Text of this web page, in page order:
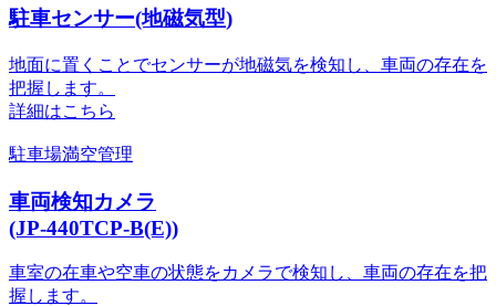
駐車センサー(地磁気型)
地面に置くことでセンサーが地磁気を検知し、車両の存在を
把握します。
詳細はこちら
駐車場満空管理
車両検知カメラ
(JP-440TCP-B(E))
車室の在車や空車の状態をカメラで検知し、車両の存在を把
握します。